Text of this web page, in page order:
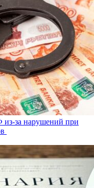
из-за нарушений при